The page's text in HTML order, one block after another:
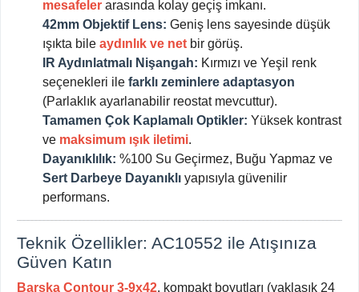
mesafeler arasında kolay geçiş imkanı.
42mm Objektif Lens: Geniş lens sayesinde düşük
ışıkta bile aydınlık ve net bir görüş.
IR Aydınlatmalı Nişangah: Kırmızı ve Yeşil renk
seçenekleri ile farklı zeminlere adaptasyon
(Parlaklık ayarlanabilir reostat mevcuttur).
Tamamen Çok Kaplamalı Optikler: Yüksek kontrast
ve maksimum ışık iletimi.
Dayanıklılık: %100 Su Geçirmez, Buğu Yapmaz ve
Sert Darbeye Dayanıklı yapısıyla güvenilir
performans.
Teknik Özellikler: AC10552 ile Atışınıza
Güven Katın
Barska Contour 3-9x42, kompakt boyutları (yaklaşık 24